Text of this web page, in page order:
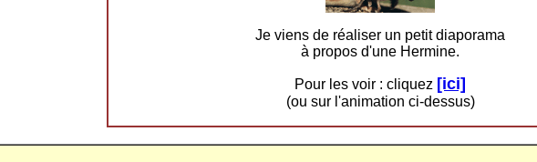
Je viens de réaliser un petit diaporama
à propos d'une Hermine.
Pour les voir : cliquez [ici]
(ou sur l'animation ci-dessus)